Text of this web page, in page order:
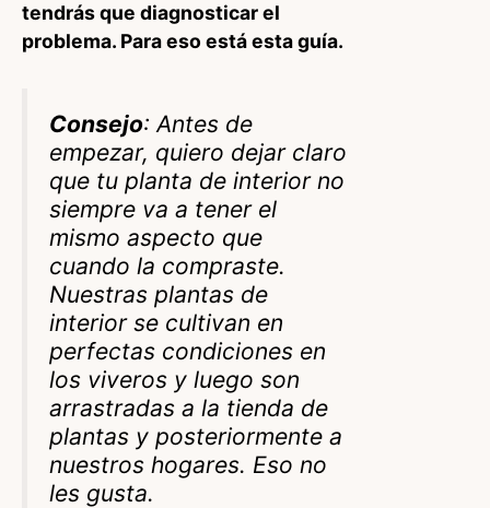
tendrás que diagnosticar el
problema. Para eso está esta guía.
Consejo: Antes de
empezar, quiero dejar claro
que tu planta de interior no
siempre va a tener el
mismo aspecto que
cuando la compraste.
Nuestras plantas de
interior se cultivan en
perfectas condiciones en
los viveros y luego son
arrastradas a la tienda de
plantas y posteriormente a
nuestros hogares. Eso no
les gusta.